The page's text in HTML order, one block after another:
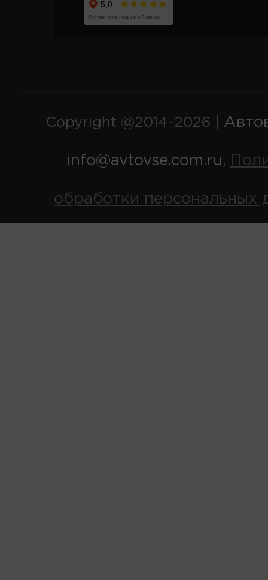
Copyright @2014-2026 |
info@avtovse.com.ru,
обработки персональных